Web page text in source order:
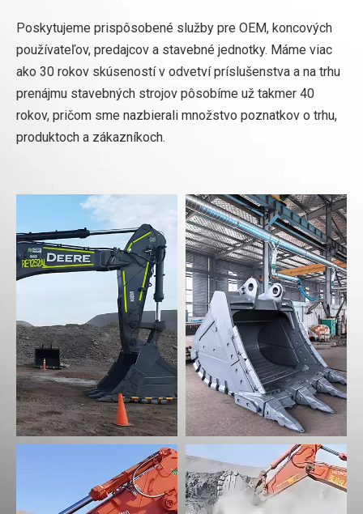
Poskytujeme prispôsobené služby pre OEM, koncových
používateľov, predajcov a stavebné jednotky. Máme viac
ako 30 rokov skúseností v odvetví príslušenstva a na trhu
prenájmu stavebných strojov pôsobíme už takmer 40
rokov, pričom sme nazbierali množstvo poznatkov o trhu,
produktoch a zákazníkoch.